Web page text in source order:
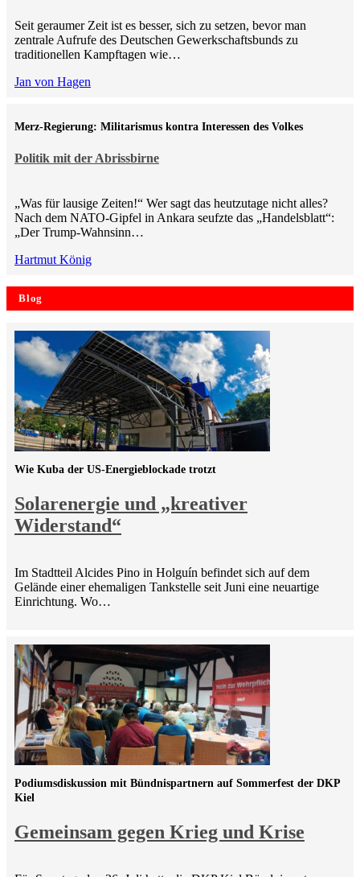
Seit geraumer Zeit ist es besser, sich zu setzen, bevor man
zentrale Aufrufe des Deutschen Gewerkschaftsbunds zu
traditionellen Kampftagen wie…
Jan von Hagen
Politik mit der Abrissbirne
Merz-Regierung: Militarismus kontra Inte­ressen des Volkes
„Was für lausige Zeiten!“ Wer sagt das heutzutage nicht alles?
Nach dem NATO-Gipfel in Ankara seufzte das „Handelsblatt“:
„Der Trump-Wahnsinn…
Hartmut König
Blog
Solarenergie und „kreativer
Widerstand“
Wie Kuba der US-Energieblockade trotzt
Im Stadtteil Alcides Pino in Holguín befindet sich auf dem
Gelände einer ehemaligen Tankstelle seit Juni eine neuartige
Einrichtung. Wo…
Gemeinsam gegen Krieg und Krise
Podiumsdiskussion mit Bündnispartnern auf Sommerfest der DKP
Kiel